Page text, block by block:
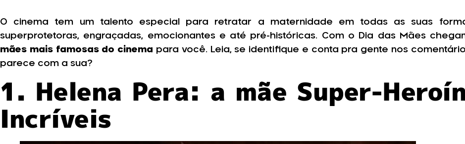
O cinema tem um talento especial para retratar a maternidade em todas as suas
superprotetoras, engraçadas, emocionantes e até pré-históricas. Com o Dia das Mães
mães mais famosas do cinema para você. Leia, se identifique e conta pra gente nos
parece com a sua?
1. Helena Pera: a mãe Super-
Incríveis